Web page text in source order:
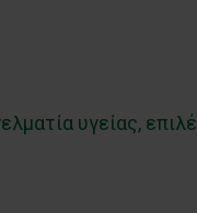
υγείας,